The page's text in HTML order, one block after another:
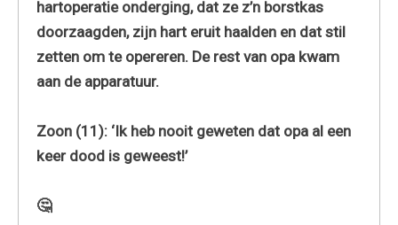
hartoperatie onderging, dat ze z’n borstkas
doorzaagden, zijn hart eruit haalden en dat stil
zetten om te opereren. De rest van opa kwam
aan de apparatuur.
Zoon (11): ‘Ik heb nooit geweten dat opa al een
keer dood is geweest!’
🤔